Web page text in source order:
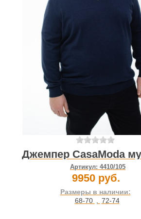
Джемпер CasaModa
Артикул: 4410/105
9950 руб.
Размеры в наличии:
68-70 , 72-74